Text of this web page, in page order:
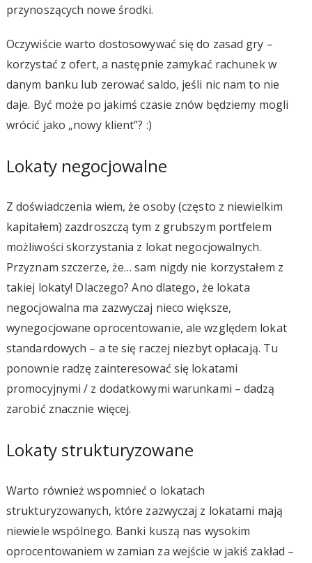
przynoszących nowe środki.
Oczywiście warto dostosowywać się do zasad gry –
korzystać z ofert, a następnie zamykać rachunek w
danym banku lub zerować saldo, jeśli nic nam to nie
daje. Być może po jakimś czasie znów będziemy mogli
wrócić jako „nowy klient”? :)
Lokaty negocjowalne
Z doświadczenia wiem, że osoby (często z niewielkim
kapitałem) zazdroszczą tym z grubszym portfelem
możliwości skorzystania z lokat negocjowalnych.
Przyznam szczerze, że… sam nigdy nie korzystałem z
takiej lokaty! Dlaczego? Ano dlatego, że lokata
negocjowalna ma zazwyczaj nieco większe,
wynegocjowane oprocentowanie, ale względem lokat
standardowych – a te się raczej niezbyt opłacają. Tu
ponownie radzę zainteresować się lokatami
promocyjnymi / z dodatkowymi warunkami – dadzą
zarobić znacznie więcej.
Lokaty strukturyzowane
Warto również wspomnieć o lokatach
strukturyzowanych, które zazwyczaj z lokatami mają
niewiele wspólnego. Banki kuszą nas wysokim
oprocentowaniem w zamian za wejście w jakiś zakład –